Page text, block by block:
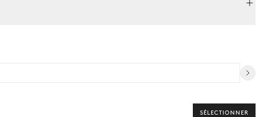
SÉLECTIONNER